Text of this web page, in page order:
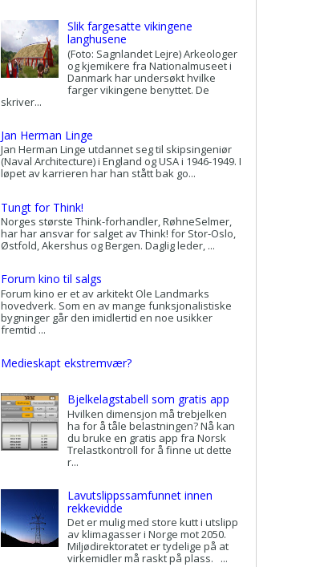
Slik fargesatte vikingene
langhusene
(Foto: Sagnlandet Lejre) Arkeologer
og kjemikere fra Nationalmuseet i
Danmark har undersøkt hvilke
farger vikingene benyttet. De
skriver...
Jan Herman Linge
Jan Herman Linge utdannet seg til skipsingeniør
(Naval Architecture) i England og USA i 1946-1949. I
løpet av karrieren har han stått bak go...
Tungt for Think!
Norges største Think-forhandler, RøhneSelmer,
har har ansvar for salget av Think! for Stor-Oslo,
Østfold, Akershus og Bergen. Daglig leder, ...
Forum kino til salgs
Forum kino er et av arkitekt Ole Landmarks
hovedverk. Som en av mange funksjonalistiske
bygninger går den imidlertid en noe usikker
fremtid ...
Medieskapt ekstremvær?
Bjelkelagstabell som gratis app
Hvilken dimensjon må trebjelken
ha for å tåle belastningen? Nå kan
du bruke en gratis app fra Norsk
Trelastkontroll for å finne ut dette
r...
Lavutslippssamfunnet innen
rekkevidde
Det er mulig med store kutt i utslipp
av klimagasser i Norge mot 2050.
Miljødirektoratet er tydelige på at
virkemidler må raskt på plass. ...